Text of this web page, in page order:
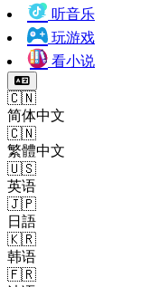
听音乐
玩游戏
看小说
🇨🇳
简体中文
🇨🇳
繁體中文
🇺🇸
英语
🇯🇵
日語
🇰🇷
韩语
🇫🇷